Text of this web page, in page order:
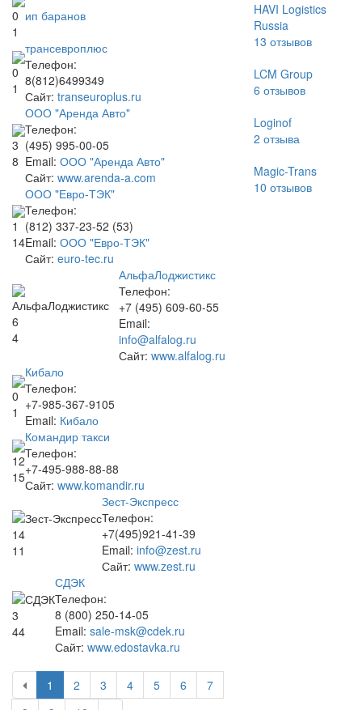
0
1
ип баранов
0
1
трансевроплюс
Телефон:
8(812)6499349
Сайт: transeuroplus.ru
3
8
ООО "Аренда Авто"
Телефон:
(495) 995-00-05
Email: ООО "Аренда Авто"
Сайт: www.arenda-a.com
1
14
ООО "Евро-ТЭК"
Телефон:
(812) 337-23-52 (53)
Email: ООО "Евро-ТЭК"
Сайт: euro-tec.ru
6
4
АльфаЛоджистикс
Телефон:
+7 (495) 609-60-55
Email:
info@alfalog.ru
Сайт: www.alfalog.ru
0
1
Кибало
Телефон:
+7-985-367-9105
Email: Кибало
12
15
Командир такси
Телефон:
+7-495-988-88-88
Сайт: www.komandir.ru
14
11
Зест-Экспресс
Телефон:
+7(495)921-41-39
Email: info@zest.ru
Сайт: www.zest.ru
3
44
СДЭК
Телефон:
8 (800) 250-14-05
Email: sale-msk@cdek.ru
Сайт: www.edostavka.ru
1 2 3 4 5 6
7
HAVI Logistics
Russia
13 отзывов
LCM Group
6 отзывов
Loginof
2 отзыва
Magic-Trans
10 отзывов